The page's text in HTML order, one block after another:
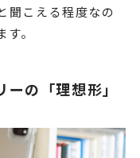
聞こえる程度なの
。
の「理想形」